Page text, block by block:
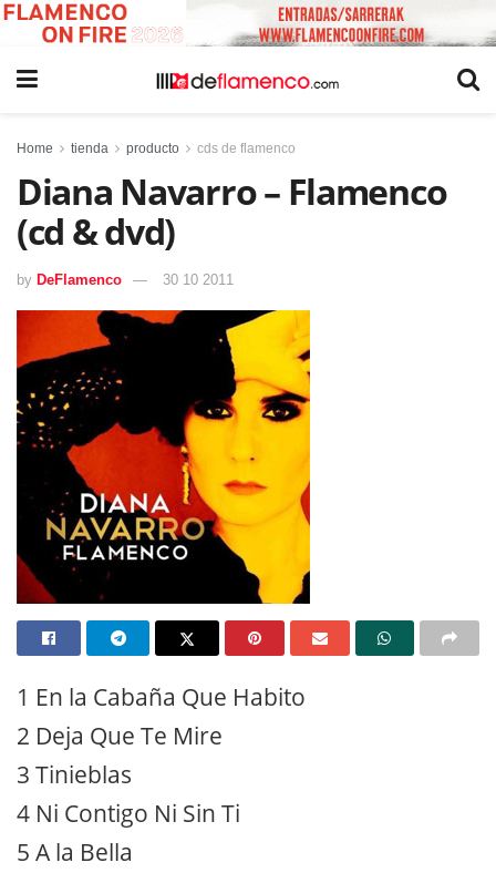
Home tienda producto cds de flamenco
Diana Navarro – Flamenco
(cd & dvd)
by DeFlamenco 30 10 2011
1 En la Cabaña Que Habito
2 Deja Que Te Mire
3 Tinieblas
4 Ni Contigo Ni Sin Ti
5 A la Bella